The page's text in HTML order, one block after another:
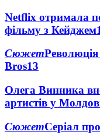
Netflix отримала
фільму з Кейджем
Сюжет
Bros13
Олега Винника
артистів у
СюжетСеріал